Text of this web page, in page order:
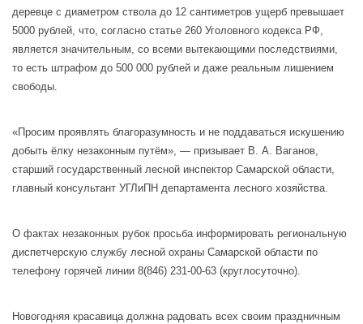
деревце с диаметром ствола до 12 сантиметров ущерб превышает
5000 рублей, что, согласно статье 260 Уголовного кодекса РФ,
является значительным, со всеми вытекающими последствиями,
то есть штрафом до 500 000 рублей и даже реальным лишением
свободы.
«Просим проявлять благоразумность и не поддаваться искушению
добыть ёлку незаконным путём», — призывает В. А. Ваганов,
старший государственный лесной инспектор Самарской области,
главный консультант УГЛиПН департамента лесного хозяйства.
О фактах незаконных рубок просьба информировать региональную
диспетчерскую службу лесной охраны Самарской области по
телефону горячей линии 8(846) 231-00-63 (круглосуточно).
Новогодняя красавица должна радовать всех своим праздничным